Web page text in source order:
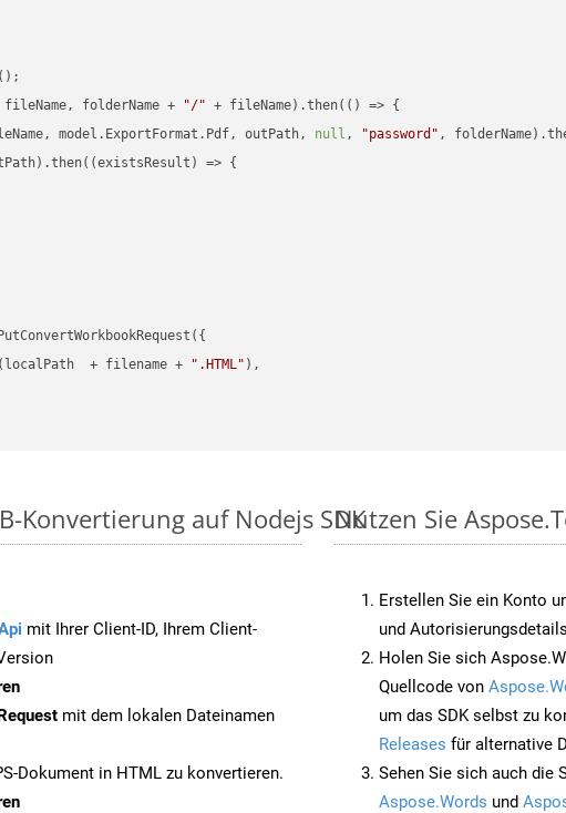
fileName, folderName + "/" + fileName).then( () => {
model.ExportFormat.Pdf, outPath, null , "password" ,
(existsResult ) => {
+ filename + ".HTML" ),
Konvertierung auf Nodejs SDK
mit Ihrer Client-ID, Ihrem Client-
mit dem lokalen Dateinamen
Dokument in HTML zu konvertieren.
Nutzen Sie
Erstellen Sie ein Konto
und
Holen Sie sich
Quellcode von
um das SDK selbst zu
Releases für alternative
Sehen Sie sich auch die
Aspose.Words und